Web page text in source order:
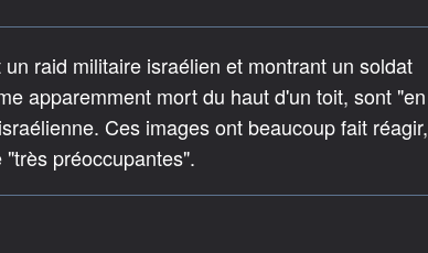
raid militaire israélien et montrant un soldat
apparemment mort du haut d'un toit, sont "en
Ces images ont beaucoup fait réagir,
préoccupantes".